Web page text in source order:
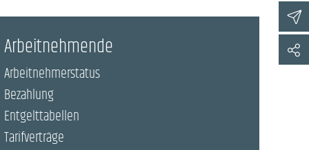
Arbeitnehmende
Arbeitnehmerstatus
Bezahlung
Entgelttabellen
Tarifverträge